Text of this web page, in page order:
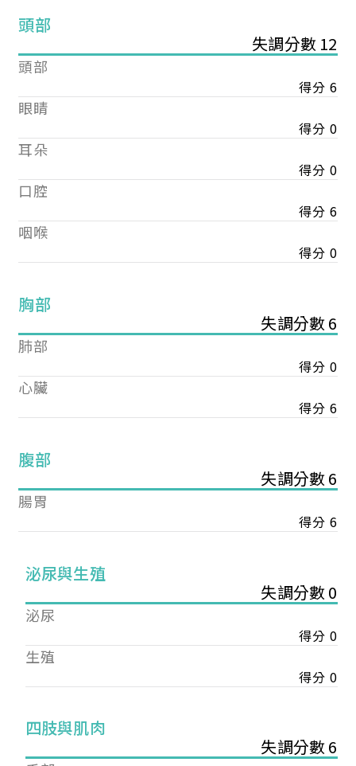
頭部
失調分數 12
頭部
得分 6
眼睛
得分 0
耳朵
得分 0
口腔
得分 6
咽喉
得分 0
胸部
失調分數 6
肺部
得分 0
心臟
得分 6
腹部
失調分數 6
腸胃
得分 6
泌尿與生殖
失調分數 0
泌尿
得分 0
生殖
得分 0
四肢與肌肉
失調分數 6
您已成功送出會員申請
您好，您的會員申請，已成功送出，經本協會理事